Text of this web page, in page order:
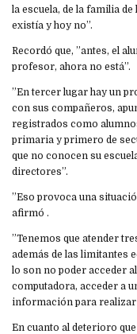
la escuela, de la familia
existía y hoy no”.
Recordó que, ”antes, el
profesor, ahora no está”.
”En tercer lugar hay un
con sus compañeros,
registrados como
primaria y primero de
que no conocen su
directores”.
”Eso provoca una
afirmó .
”Tenemos que atender
además de las limitantes
lo son no poder acceder
computadora, acceder a
información para realizar
En cuanto al deterioro